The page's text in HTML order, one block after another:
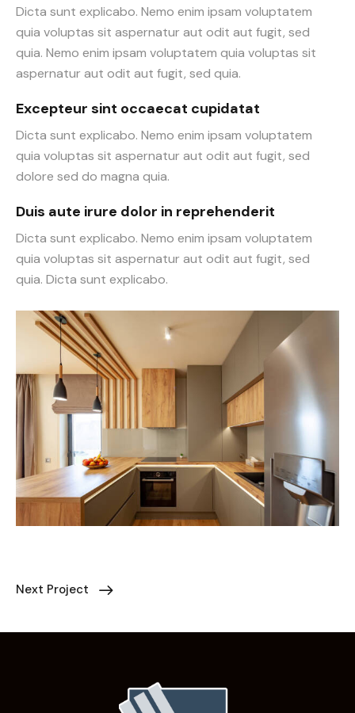
Dicta sunt explicabo. Nemo enim ipsam voluptatem
quia voluptas sit aspernatur aut odit aut fugit, sed
quia. Nemo enim ipsam voluptatem quia voluptas sit
aspernatur aut odit aut fugit, sed quia.
Excepteur sint occaecat cupidatat
Dicta sunt explicabo. Nemo enim ipsam voluptatem
quia voluptas sit aspernatur aut odit aut fugit, sed
dolore sed do magna quia.
Duis aute irure dolor in reprehenderit
Dicta sunt explicabo. Nemo enim ipsam voluptatem
quia voluptas sit aspernatur aut odit aut fugit, sed
quia. Dicta sunt explicabo.
Next Project